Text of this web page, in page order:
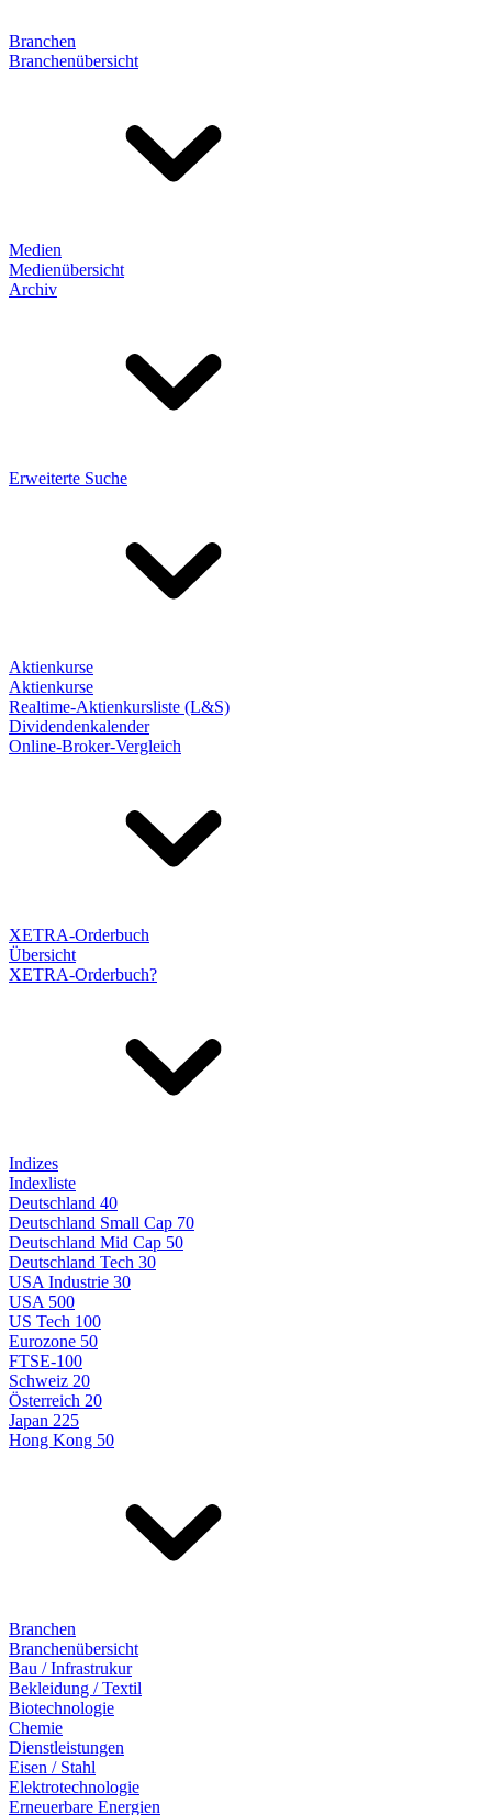
Branchen
Branchenübersicht
Medien
Medienübersicht
Archiv
Erweiterte Suche
Aktienkurse
Aktienkurse
Realtime-Aktienkursliste (L&S)
Dividendenkalender
Online-Broker-Vergleich
XETRA-Orderbuch
Übersicht
XETRA-Orderbuch?
Indizes
Indexliste
Deutschland 40
Deutschland Small Cap 70
Deutschland Mid Cap 50
Deutschland Tech 30
USA Industrie 30
USA 500
US Tech 100
Eurozone 50
FTSE-100
Schweiz 20
Österreich 20
Japan 225
Hong Kong 50
Branchen
Branchenübersicht
Bau / Infrastrukur
Bekleidung / Textil
Biotechnologie
Chemie
Dienstleistungen
Eisen / Stahl
Elektrotechnologie
Erneuerbare Energien